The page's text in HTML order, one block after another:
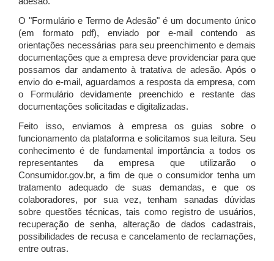
O "Formulário e Termo de Adesão" é um documento único
(em formato pdf), enviado por e-mail contendo as
orientações necessárias para seu preenchimento e demais
documentações que a empresa deve providenciar para que
possamos dar andamento à tratativa de adesão. Após o
envio do e-mail, aguardamos a resposta da empresa, com
o Formulário devidamente preenchido e restante das
documentações solicitadas e digitalizadas.
Feito isso, enviamos à empresa os guias sobre o
funcionamento da plataforma e solicitamos sua leitura. Seu
conhecimento é de fundamental importância a todos os
representantes da empresa que utilizarão o
Consumidor.gov.br, a fim de que o consumidor tenha um
tratamento adequado de suas demandas, e que os
colaboradores, por sua vez, tenham sanadas dúvidas
sobre questões técnicas, tais como registro de usuários,
recuperação de senha, alteração de dados cadastrais,
possibilidades de recusa e cancelamento de reclamações,
entre outras.